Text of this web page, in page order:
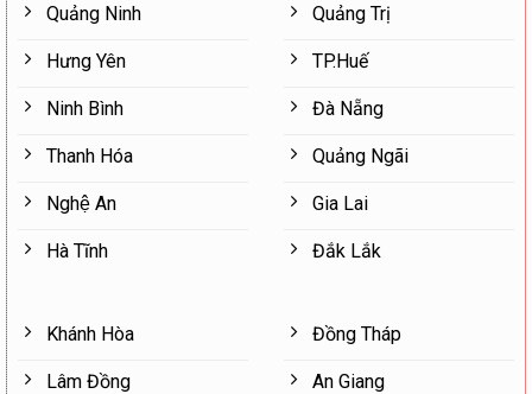
Quảng Ninh
Hưng Yên
Ninh Bình
Thanh Hóa
Nghệ An
Hà Tĩnh
Quảng Trị
TP.Huế
Đà Nẵng
Quảng Ngãi
Gia Lai
Đắk Lắk
Khánh Hòa
Lâm Đồng
Đồng Tháp
An Giang